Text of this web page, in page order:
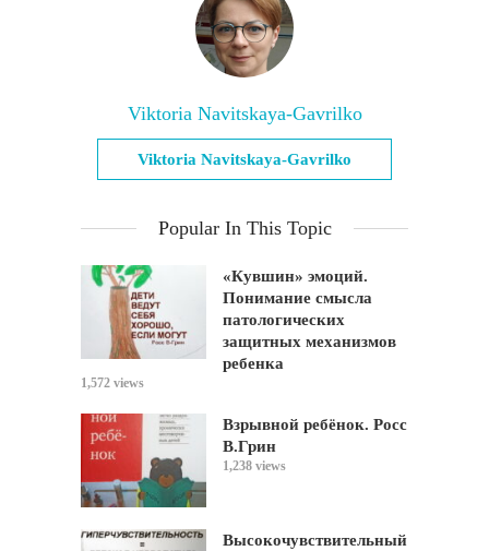
Viktoria Navitskaya-Gavrilko
Viktoria Navitskaya-Gavrilko
Popular In This Topic
«Кувшин» эмоций.
Понимание смысла
патологических
защитных механизмов
ребенка
1,572 views
Взрывной ребёнок. Росс
В.Грин
1,238 views
Высокочувствительный